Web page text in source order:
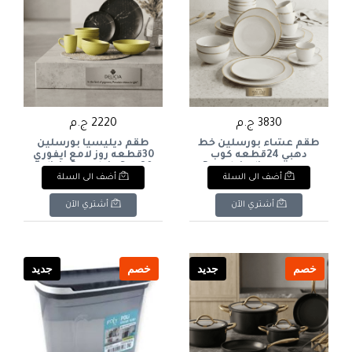
3830 ج.م
طقم عشاء بورسلين خط
دهبي 24قطعه كوب
كريميPorcelain dinner
set with gold trim, 24
pieces, cream-colored
cup
أضف الى السلة
أشتري الآن
2220 ج.م
طقم ديليسيا بورسلين
30قطعه روز لامع ايفوري
Delicia Porcelain Set, 30
Pieces, Rose Ivory Glossy
أضف الى السلة
أشتري الآن
خصم جديد خصم جديد